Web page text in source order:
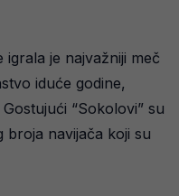
je najvažniji meč
iduće godine,
“Sokolovi” su
navijača koji su